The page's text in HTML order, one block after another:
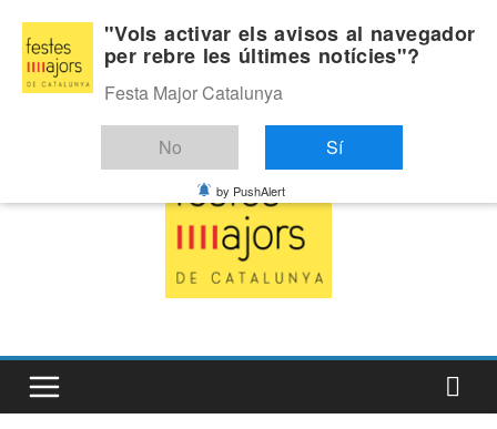
content
Dissabte, agost 8, 2026
Última:
"Vols activar els avisos al navegador
per rebre les últimes notícies"?
Festa Major Catalunya
No Sí
by PushAlert